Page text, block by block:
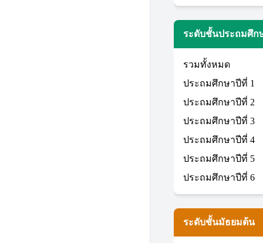
ระดับชั้นประถมศึก
รวมทั้งหมด
ประถมศึกษาปีที่ 1
ประถมศึกษาปีที่ 2
ประถมศึกษาปีที่ 3
ประถมศึกษาปีที่ 4
ประถมศึกษาปีที่ 5
ประถมศึกษาปีที่ 6
ระดับชั้นมัธยมต้น